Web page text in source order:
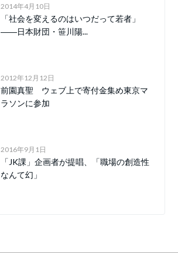
2014年4月10日
「社会を変えるのはいつだって若者」
――日本財団・笹川陽...
2012年12月12日
前園真聖 ウェブ上で寄付金集め東京マ
ラソンに参加
2016年9月1日
「JK課」企画者が提唱、「職場の創造性
なんて幻」